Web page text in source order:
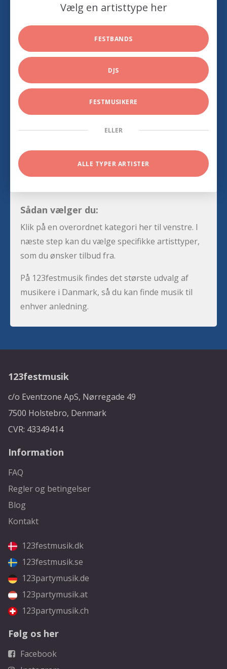
Vælg en artisttype her
FESTBANDS
DJS
FESTMUSIKERE
ELLER
ALLE TYPER ARTISTER
Sådan vælger du:
Klik på en overordnet kategori her til venstre. I
næste step kan du vælge specifikke artisttyper,
som du ønsker tilbud fra.
På 123festmusik findes det største udvalg af
musikere i Danmark, så du kan finde musik til
enhver anledning.
123festmusik
c/o Eventzone ApS, Nørregade 49
7500 Holstebro, Denmark
CVR: 43349414
Information
FAQ
Regler og betingelser
Blog
Kontakt
123festmusik.dk
123festmusik.se
123partymusik.de
123partymusik.at
123partymusik.ch
Følg os her
Facebook